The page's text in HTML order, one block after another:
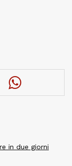
in due giorni